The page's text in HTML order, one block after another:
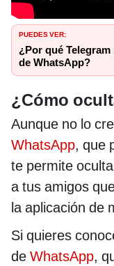
PUEDES VER:
¿Por qué
de WhatsApp?
¿Cómo
Aunque no lo
WhatsApp, que
te permite
a tus amigos
la aplicación de
Si quieres
de WhatsApp,